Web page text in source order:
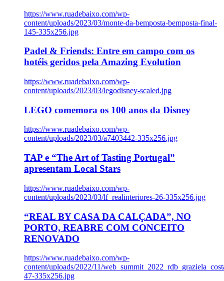
https://www.ruadebaixo.com/wp-
content/uploads/2023/03/monte-da-bemposta-bemposta-final-
145-335x256.jpg
Padel & Friends: Entre em campo com os
hotéis geridos pela Amazing Evolution
https://www.ruadebaixo.com/wp-
content/uploads/2023/03/legodisney-scaled.jpg
LEGO comemora os 100 anos da Disney
https://www.ruadebaixo.com/wp-
content/uploads/2023/03/a7403442-335x256.jpg
TAP e “The Art of Tasting Portugal”
apresentam Local Stars
https://www.ruadebaixo.com/wp-
content/uploads/2023/03/lf_realinteriores-26-335x256.jpg
“REAL BY CASA DA CALÇADA”, NO
PORTO, REABRE COM CONCEITO
RENOVADO
https://www.ruadebaixo.com/wp-
content/uploads/2022/11/
47-335x256.jpg